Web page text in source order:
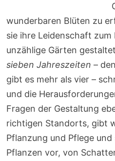
wunderbaren Blüten zu
sie ihre Leidenschaft
unzählige Gärten
sieben Jahreszeiten –
gibt es mehr als vier –
und die
Fragen der Gestaltung
richtigen Standorts, gibt
Pflanzung und Pflege
Pflanzen vor, von